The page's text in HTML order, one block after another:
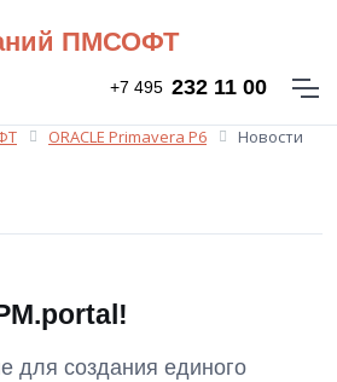
+7 495 232 11 00
ORACLE Primavera P6 Новости
для создания единого